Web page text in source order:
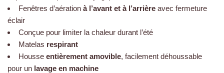
Fenêtres d’aération à l’avant et à l’arrière avec fermeture
éclair
Conçue pour limiter la chaleur durant l’été
Matelas respirant
Housse entièrement amovible, facilement déhoussable
pour un lavage en machine